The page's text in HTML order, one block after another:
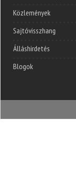
Közlemények
Sajtóvisszhang
Álláshirdetés
Blogok